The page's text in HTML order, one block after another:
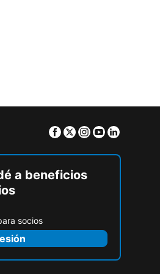
Facebook
TwitterInstagram
Youtube
a beneficios
socios